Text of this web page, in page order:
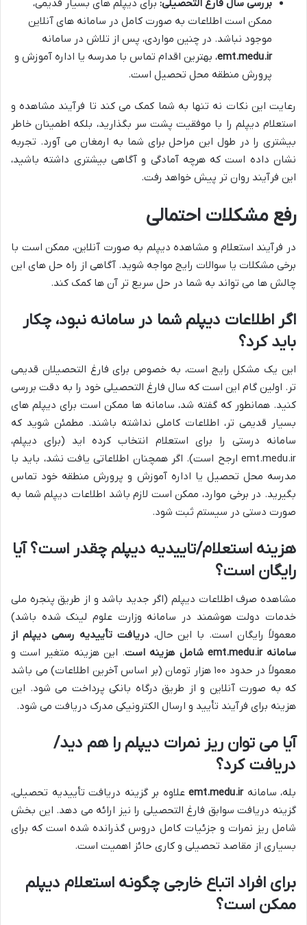
بررسی سال فارغ التحصیلی: برای دیپلم های بسیار قدیمی،
ممکن است اطلاعات به صورت کامل در سامانه های آنلاین
موجود نباشد. در چنین مواردی، پس از تلاش در سامانه
emt.medu.ir، بهترین اقدام تماس با مدرسه یا اداره آموزش و
پرورش منطقه محل تحصیل است.
رعایت این نکات نه تنها به شما کمک می کند تا فرآیند مشاهده و
استعلام دیپلم را با موفقیت پشت سر بگذارید، بلکه اطمینان خاطر
بیشتری را در طول این مراحل برای شما به ارمغان می آورد. تجربه
نشان داده است که هرچه آمادگی و آگاهی بیشتری داشته باشید،
این فرآیند روان تر پیش خواهد رفت.
رفع مشکلات احتمالی
در فرآیند استعلام و مشاهده دیپلم به صورت آنلاین، ممکن است با
برخی مشکلات یا سوالات رایج مواجه شوید. آگاهی از راه حل های این
چالش ها می تواند به شما در حل سریع تر آن ها کمک کند.
اگر اطلاعات دیپلم شما در سامانه نبود، چکار
باید کرد؟
این یک مشکل رایج است، به خصوص برای فارغ التحصیلان قدیمی
تر. اولین گام این است که سال فارغ التحصیلی خود را به دقت بررسی
کنید. همانطور که گفته شد، سامانه ها ممکن است برای دیپلم های
بسیار قدیمی تر، اطلاعات کاملی نداشته باشند. مطمئن شوید که
سامانه درستی را برای استعلام انتخاب کرده اید (برای دیپلم،
emt.medu.ir ارجح است). اگر همچنان اطلاعاتی یافت نشد، باید با
مدرسه محل تحصیل یا اداره آموزش و پرورش منطقه خود تماس
بگیرید. در برخی موارد، ممکن است لازم باشد اطلاعات دیپلم شما به
صورت دستی در سیستم ثبت شود.
هزینه استعلام/تاییدیه دیپلم چقدر است؟ آیا
رایگان است؟
مشاهده صرف اطلاعات دیپلم (اگر جدید باشد و از طریق پنجره ملی
خدمات دولت هوشمند در سامانه وزارت علوم لینک شده باشد)
معمولاً رایگان است. با این حال،دریافت تأییدیه رسمی دیپلم از
سامانه emt.medu.ir شامل هزینه است
. این هزینه متغیر است و
معمولاً در حدود ۱۰۰ هزار تومان (بر اساس آخرین اطلاعات) می باشد
که به صورت آنلاین و از طریق درگاه بانکی پرداخت می شود. این
هزینه برای فرآیند تأیید و ارسال الکترونیکی مدرک دریافت می شود.
آیا می توان ریز نمرات دیپلم را هم دید/
دریافت کرد؟
بله، سامانهemt.medu.ir علاوه بر گزینه دریافت تأییدیه تحصیلی،
گزینه دریافت سوابق فارغ التحصیلی را نیز ارائه می دهد. این بخش
شامل ریز نمرات و جزئیات کامل دروس گذرانده شده است که برای
بسیاری از مقاصد تحصیلی و کاری حائز اهمیت است.
برای افراد اتباع خارجی چگونه استعلام دیپلم
ممکن است؟